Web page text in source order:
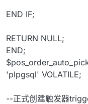
END IF;
RETURN NULL;
END;
'plpgsql' VOLATILE;
--正式创建触发器